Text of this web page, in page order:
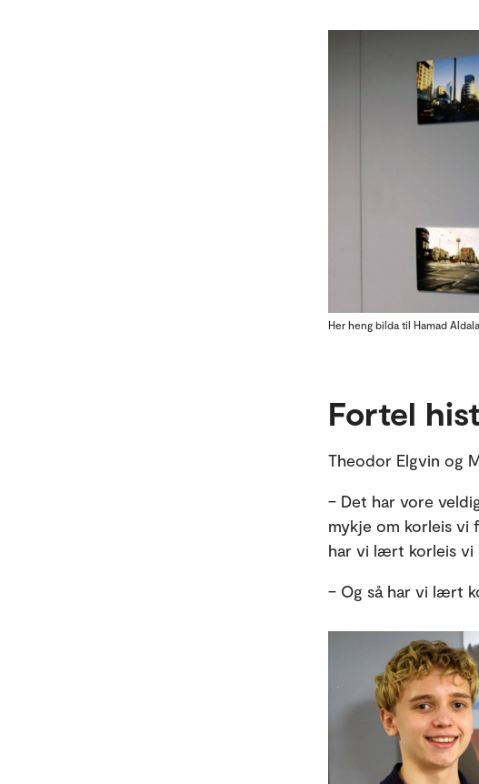
Her heng bilda til Hamad
Fortel
Theodor Elgvin og
– Det har vore
mykje om korleis vi
har vi lært korleis vi
– Og så har vi lært